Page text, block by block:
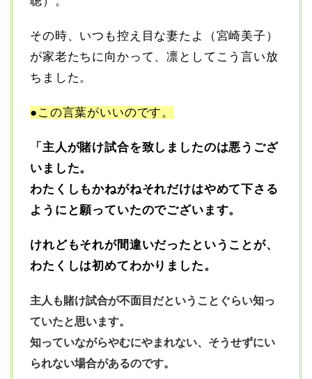
その時、いつも控え目な妻たよ（宮崎美子）
が家老たちに向かって、凛としてこう言い放
ちました。
●この言葉がいいのです。
「主人が賭け試合を致しましたのは悪うござ
いました。
わたくしもかねがねそれだけはやめて下さる
ようにと願っていたのでございます。
けれどもそれが間違いだったということが、
わたくしは初めてわかりました。
主人も賭け試合が不面目だということぐらい知っ
ていたと思います。
知っていながらやむにやまれない、 そうせずにい
られない場合があるのです。